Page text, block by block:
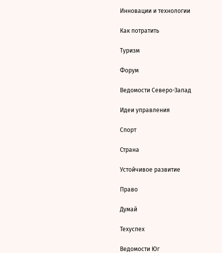
Инновации и технологии
Как потратить
Туризм
Форум
Ведомости Северо-Запад
Идеи управления
Спорт
Страна
Устойчивое развитие
Право
Думай
Техуспех
Ведомости Юг